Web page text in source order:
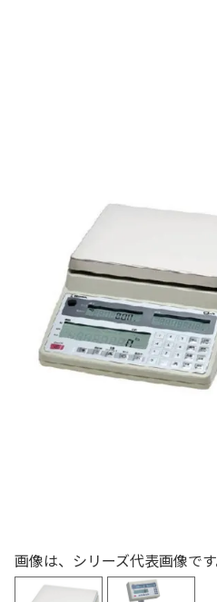
濃度・環境測定
色々な計測器
画像は、シリーズ代表画像です